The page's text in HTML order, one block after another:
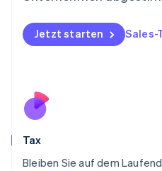
Jetzt starten Sales-
Tax
Bleiben Sie auf dem
English
Österreich
Portugal
Português
Schweden